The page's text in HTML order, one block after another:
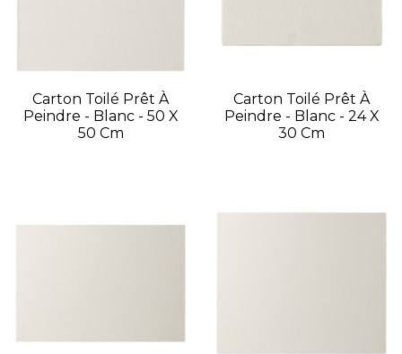
Carton Toilé Prêt À
Peindre - Blanc - 50 X
50 Cm
Carton Toilé Prêt À
Peindre - Blanc - 24 X
30 Cm